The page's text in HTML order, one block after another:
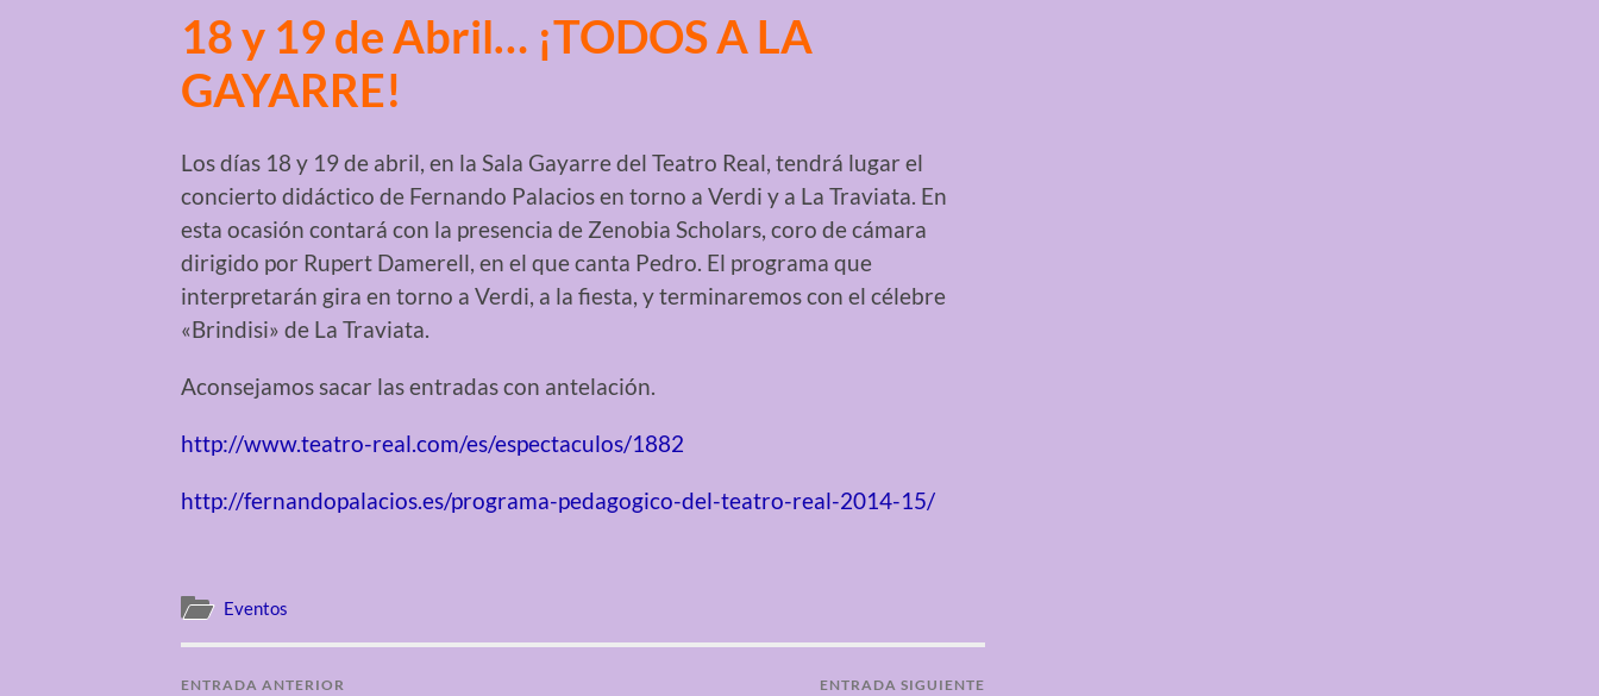
18 y 19 de Abril… ¡TODOS A LA
GAYARRE!
Los días 18 y 19 de abril, en la Sala Gayarre del Teatro Real, tendrá lugar el
concierto didáctico de Fernando Palacios en torno a Verdi y a La Traviata. En
esta ocasión contará con la presencia de Zenobia Scholars, coro de cámara
dirigido por Rupert Damerell, en el que canta Pedro. El programa que
interpretarán gira en torno a Verdi, a la fiesta, y terminaremos con el célebre
«Brindisi» de La Traviata.
Aconsejamos sacar las entradas con antelación.
http://www.teatro-real.com/es/espectaculos/1882
http://fernandopalacios.es/programa-pedagogico-del-teatro-real-2014-15/
Eventos
ENTRADA ANTERIOR ENTRADA SIGUIENTE